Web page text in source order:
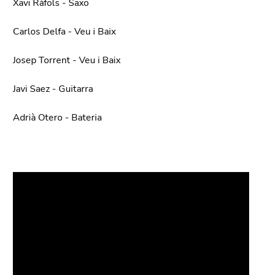
Xavi Ràfols - Saxo
Carlos Delfa - Veu i Baix
Josep Torrent - Veu i Baix
Javi Saez - Guitarra
Adrià Otero - Bateria